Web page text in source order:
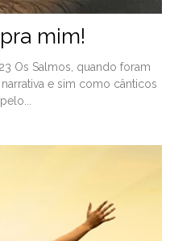
mim!
Os Salmos, quando foram
e sim como cânticos